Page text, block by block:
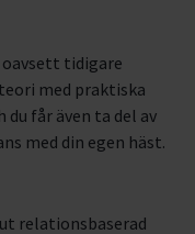
oavsett tidigare
med praktiska
får även ta del av
med din egen häst.
relationsbaserad